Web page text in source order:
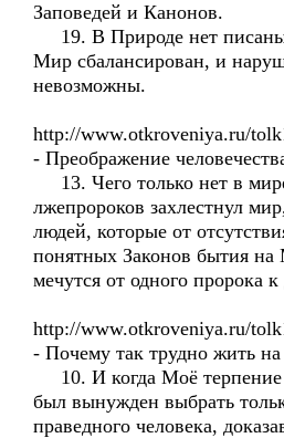
Заповедей и Канонов.
19. В Природе нет
Мир сбалансирован, и
невозможны.
http://www.otkroveniya.ru/
- Преображение
13. Чего только нет в
лжепророков захлестнул
людей, которые от
понятных Законов бытия на
мечутся от одного пророка к
http://www.otkroveniya.ru/
- Почему так трудно жить на
10. И когда Моё терпение
был вынужден выбрать
праведного человека,